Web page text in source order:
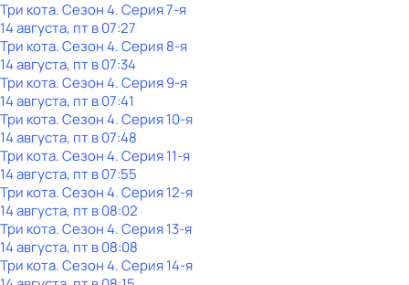
Три кота. Сезон 4. Серия 7-я
14 августа, пт в 07:27
Три кота. Сезон 4. Серия 8-я
14 августа, пт в 07:34
Три кота. Сезон 4. Серия 9-я
14 августа, пт в 07:41
Три кота. Сезон 4. Серия 10-я
14 августа, пт в 07:48
Три кота. Сезон 4. Серия 11-я
14 августа, пт в 07:55
Три кота. Сезон 4. Серия 12-я
14 августа, пт в 08:02
Три кота. Сезон 4. Серия 13-я
14 августа, пт в 08:08
Три кота. Сезон 4. Серия 14-я